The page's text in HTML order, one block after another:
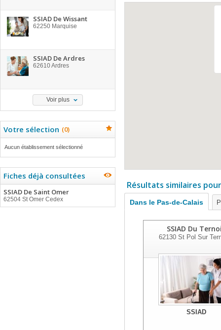
SSIAD De Wissant
62250 Marquise
SSIAD De Ardres
62610Ardres
Voir plus
Votre sélection (0)
Aucun établissement sélectionné
Fiches déjà consultées
SSIAD De Saint Omer
62504 St Omer Cedex
Résultats similaires
Dans le Pas-de-Calais
SSIAD Du
62130St Pol Sur
SSIAD